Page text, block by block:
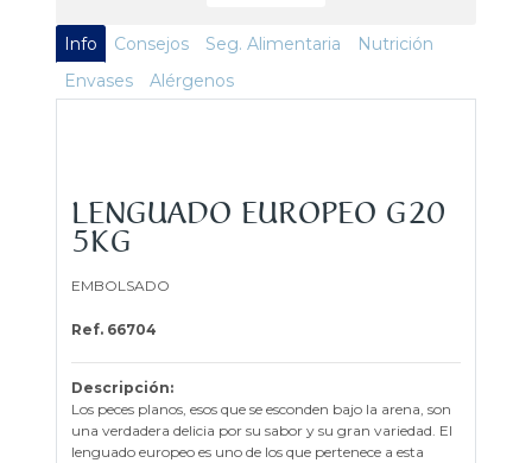
Info Consejos Seg. Alimentaria
Nutrición
Envases
Alérgenos
LENGUADO EUROPEO G20
5KG
EMBOLSADO
Ref. 66704
Descripción:
Los peces planos, esos que se esconden bajo la arena, son
una verdadera delicia por su sabor y su gran variedad. El
lenguado europeo es uno de los que pertenece a esta